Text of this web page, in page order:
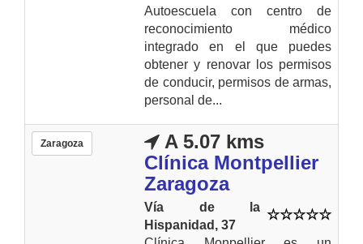
Autoescuela con centro de
reconocimiento médico
integrado en el que puedes
obtener y renovar los permisos
de conducir, permisos de armas,
personal de...
Zaragoza
A 5.07 kms
Clínica Montpellier
Zaragoza
Vía de la
Hispanidad, 37